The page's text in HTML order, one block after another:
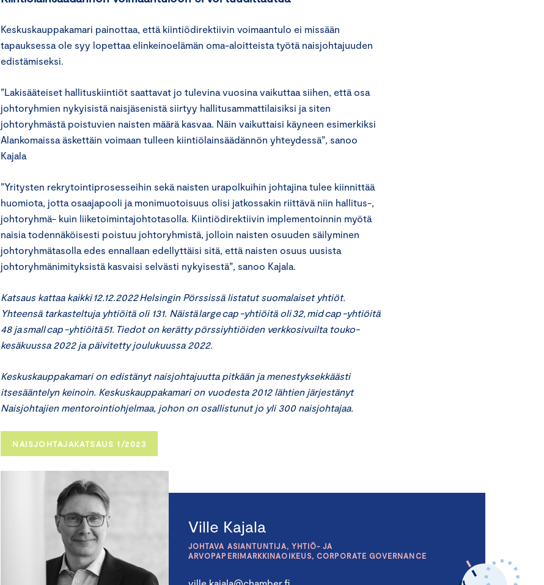
Keskuskauppakamari painottaa, että kiintiödirektiivin voimaantulo ei missään
tapauksessa ole syy lopettaa elinkeinoelämän oma-aloitteista työtä naisjohtajuuden
edistämiseksi.
”Lakisääteiset hallituskiintiöt saattavat jo tulevina vuosina vaikuttaa siihen, että osa
johtoryhmien nykyisistä naisjäsenistä siirtyy hallitusammattilaisiksi ja siten
johtoryhmästä poistuvien naisten määrä kasvaa. Näin vaikuttaisi käyneen esimerkiksi
Alankomaissa äskettäin voimaan tulleen kiintiölainsäädännön yhteydessä”, sanoo
Kajala
”Yritysten rekrytointiprosesseihin sekä naisten urapolkuihin johtajina tulee kiinnittää
huomiota, jotta osaajapooli ja monimuotoisuus olisi jatkossakin riittävä niin hallitus-,
johtoryhmä- kuin liiketoimintajohtotasolla. Kiintiödirektiivin implementoinnin myötä
naisia todennäköisesti poistuu johtoryhmistä, jolloin naisten osuuden säilyminen
johtoryhmätasolla edes ennallaan edellyttäisi sitä, että naisten osuus uusista
johtoryhmänimityksistä kasvaisi selvästi nykyisestä”, sanoo Kajala.
Katsaus kattaa kaikki 12.12.2022 Helsingin Pörssissä listatut suomalaiset yhtiöt.
Yhteensä tarkasteltuja yhtiöitä oli 131. Näistä large cap -yhtiöitä oli 32, mid cap -yhtiöitä
48 ja small cap -yhtiöitä 51. Tiedot on kerätty pörssiyhtiöiden verkkosivuilta touko-
kesäkuussa 2022 ja päivitetty joulukuussa 2022.
Keskuskauppakamari on edistänyt naisjohtajuutta pitkään ja menestyksekkäästi
itsesääntelyn keinoin. Keskuskauppakamari on vuodesta 2012 lähtien järjestänyt
Naisjohtajien mentorointiohjelmaa, johon on osallistunut jo yli 300 naisjohtajaa.
NAISJOHTAJAKATSAUS 1/2023
Ville Kajala
JOHTAVA ASIANTUNTIJA, YHTIÖ- JA
ARVOPAPERIMARKKINAOIKEUS, CORPORATE GOVERNANCE